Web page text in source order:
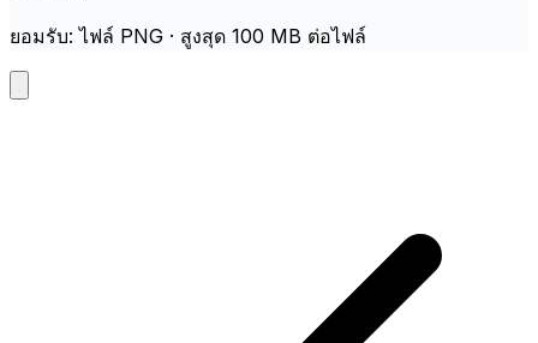
ยอมรับ: ไฟล์ PNG · สูงสุด 100 MB ต่อไฟล์